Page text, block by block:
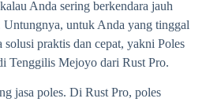
Anda sering berkendara jauh
Untungnya, untuk Anda yang tinggal
solusi praktis dan cepat, yakni Poles
Tenggilis Mejoyo dari Rust Pro.
jasa poles. Di Rust Pro, poles